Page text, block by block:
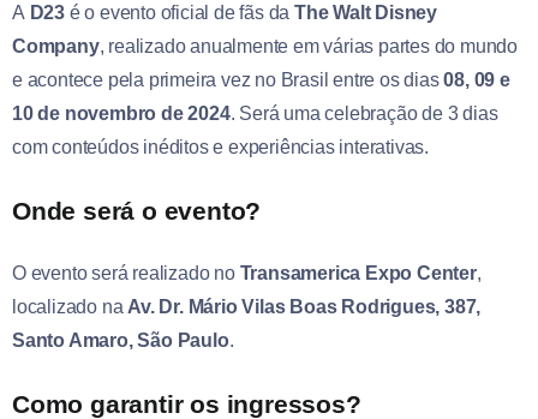
A D23 é o evento oficial de fãs daThe Walt Disney
Company, realizado anualmente em várias partes do mundo
e acontece pela primeira vez no Brasil entre os dias08, 09 e
10 de novembro de 2024. Será uma celebração de 3 dias
com conteúdos inéditos e experiências interativas.
Onde será o evento?
O evento será realizado no Transamerica Expo Center,
localizado na Av. Dr. Mário Vilas Boas Rodrigues, 387,
Santo Amaro, São Paulo.
Como garantir os ingressos?